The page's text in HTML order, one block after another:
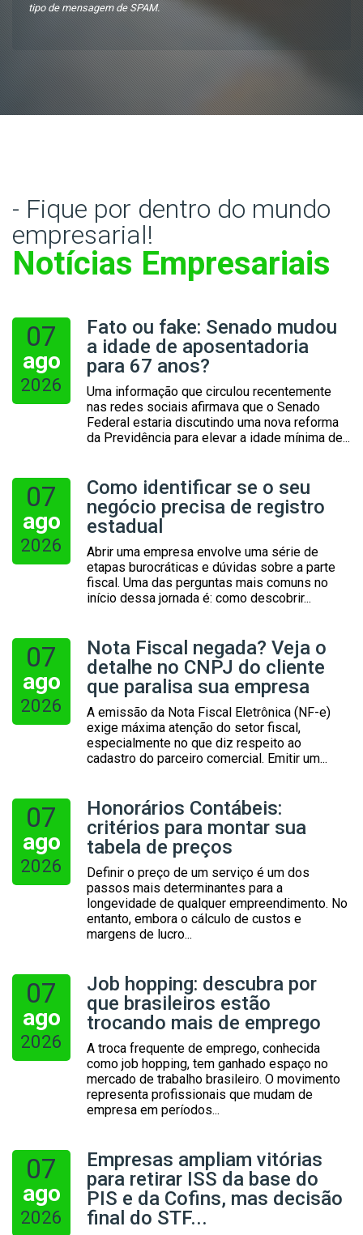
tipo de mensagem de SPAM.
- Fique por dentro do mundo
empresarial!
Notícias Empresariais
07
ago
2026
Fato ou fake: Senado mudou
a idade de aposentadoria
para 67 anos?
Uma informação que circulou recentemente
nas redes sociais afirmava que o Senado
Federal estaria discutindo uma nova reforma
da Previdência para elevar a idade mínima de...
07
ago
2026
Como identificar se o seu
negócio precisa de registro
estadual
Abrir uma empresa envolve uma série de
etapas burocráticas e dúvidas sobre a parte
fiscal. Uma das perguntas mais comuns no
início dessa jornada é: como descobrir...
07
ago
2026
Nota Fiscal negada? Veja o
detalhe no CNPJ do cliente
que paralisa sua empresa
A emissão da Nota Fiscal Eletrônica (NF-e)
exige máxima atenção do setor fiscal,
especialmente no que diz respeito ao
cadastro do parceiro comercial. Emitir um...
07
ago
2026
Honorários Contábeis:
critérios para montar sua
tabela de preços
Definir o preço de um serviço é um dos
passos mais determinantes para a
longevidade de qualquer empreendimento. No
entanto, embora o cálculo de custos e
margens de lucro...
07
ago
2026
Job hopping: descubra por
que brasileiros estão
trocando mais de emprego
A troca frequente de emprego, conhecida
como job hopping, tem ganhado espaço no
mercado de trabalho brasileiro. O movimento
representa profissionais que mudam de
empresa em períodos...
07
ago
2026
Empresas ampliam vitórias
para retirar ISS da base do
PIS e da Cofins, mas decisão
final do STF...